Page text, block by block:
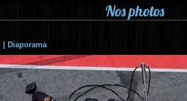
Nos photos
Diaporama